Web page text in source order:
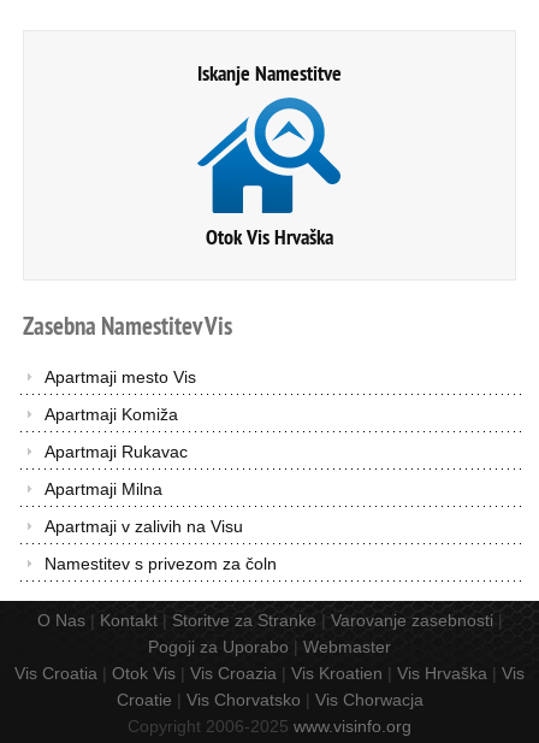
Iskanje Namestitve
Otok Vis Hrvaška
Zasebna NamestitevVis
Apartmaji mesto Vis
Apartmaji Komiža
Apartmaji Rukavac
Apartmaji Milna
Apartmaji v zalivih na Visu
Namestitev s privezom za čoln
O Nas| Kontakt| Storitve za Stranke | Varovanje zasebnosti|
Pogoji za Uporabo | Webmaster
Vis Croatia | Otok Vis | Vis Croazia | Vis Kroatien | Vis Hrvaška | Vis
Croatie | Vis Chorvatsko | Vis Chorwacja
Copyright 2006-2025 www.visinfo.org